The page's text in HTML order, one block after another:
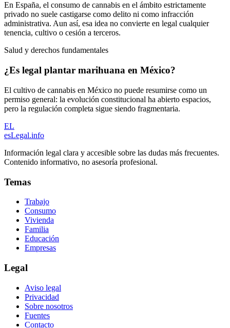
En España, el consumo de cannabis en el ámbito estrictamente
privado no suele castigarse como delito ni como infracción
administrativa. Aun así, esa idea no convierte en legal cualquier
tenencia, cultivo o cesión a terceros.
Salud y derechos fundamentales
¿Es legal plantar marihuana en México?
El cultivo de cannabis en México no puede resumirse como un
permiso general: la evolución constitucional ha abierto espacios,
pero la regulación completa sigue siendo fragmentaria.
EL
esLegal.info
Información legal clara y accesible sobre las dudas más frecuentes.
Contenido informativo, no asesoría profesional.
Temas
Trabajo
Consumo
Vivienda
Familia
Educación
Empresas
Legal
Aviso legal
Privacidad
Sobre nosotros
Fuentes
Contacto